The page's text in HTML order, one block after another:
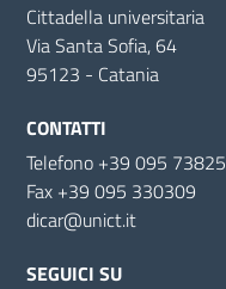
Cittadella universitaria
Via Santa Sofia, 64
95123 - Catania
CONTATTI
Telefono +39 095
Fax +39 095 330309
dicar@unict.it
SEGUICI SU